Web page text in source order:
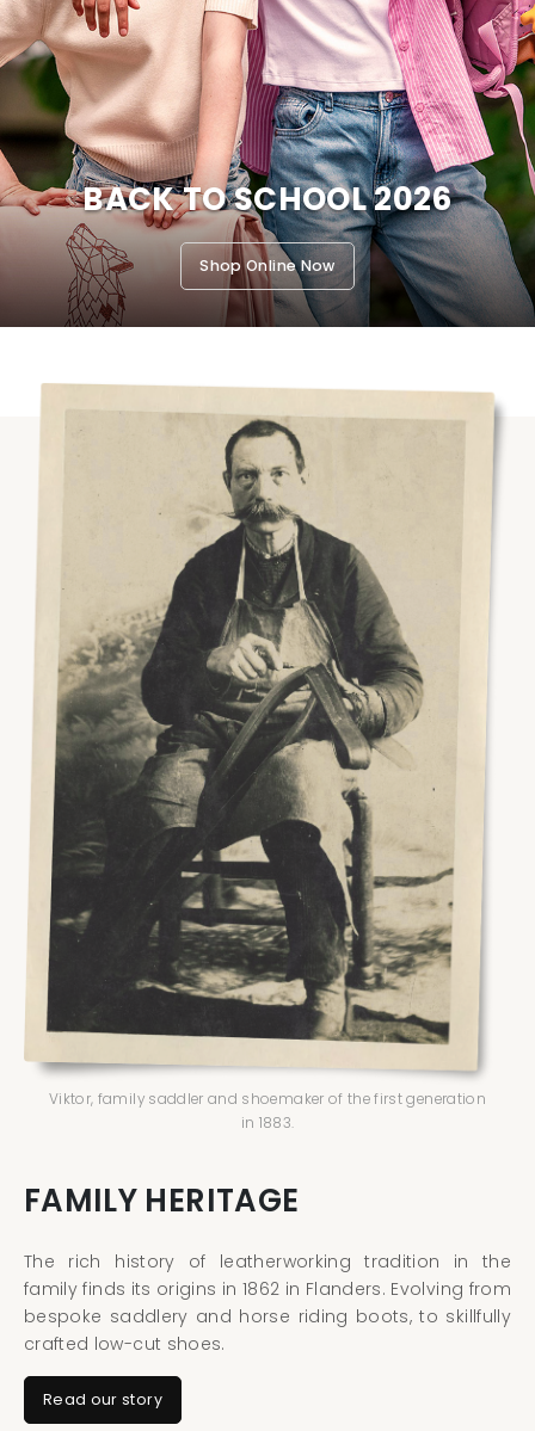
BACK TO SCHOOL 2026
Shop Online Now
FAMILY HERITAGE
The rich history of leatherworking tradition in the
family finds its origins in 1862 in Flanders. Evolving from
bespoke saddlery and horse riding boots, to skillfully
crafted low-cut shoes.
Read our story
Viktor, family saddler and shoemaker of the first generation
in 1883.